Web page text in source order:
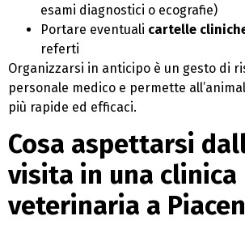
esami diagnostici o ecografie)
Portare eventuali cartelle
referti
Organizzarsi in anticipo è un gesto di
personale medico e permette
più rapide ed efficaci.
Cosa aspettarsi
visita in una clinica
veterinaria a